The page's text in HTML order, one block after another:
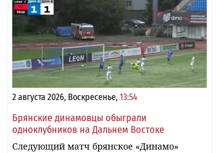
2 августа 2026, Воскресенье, 13:54
Брянские динамовцы обыграли
одноклубников на Дальнем Востоке
Следующий матч брянское «Динамо»